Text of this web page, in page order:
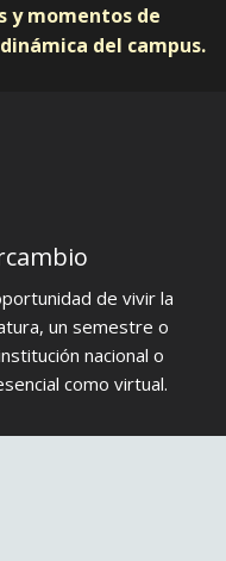
y momentos de
del campus.
de vivir la
un semestre o
nacional o
como virtual.